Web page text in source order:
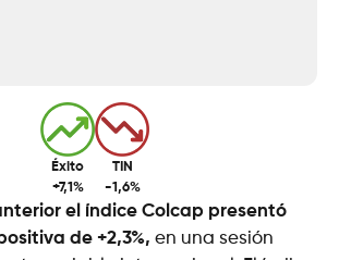
Éxito
+7,1%
TIN
-1,6%
el índice Colcap presentó
de +2,3%, en una sesión